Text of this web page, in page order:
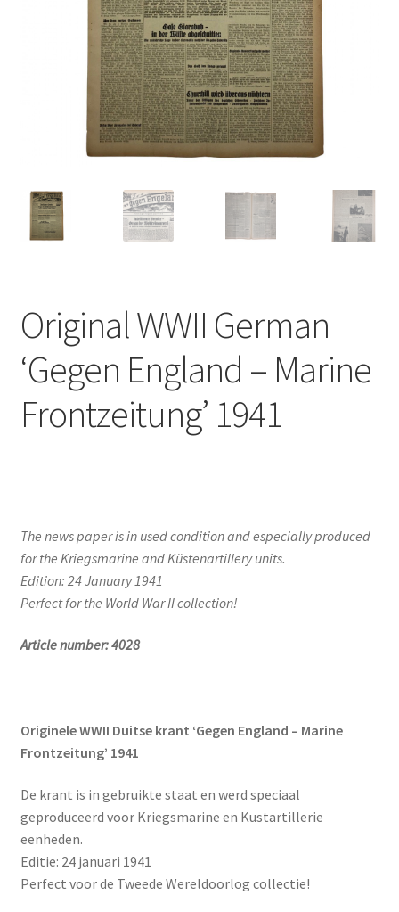
Original WWII German
‘Gegen England – Marine
Frontzeitung’ 1941
The news paper is in used condition and especially produced
for the Kriegsmarine and Küstenartillery units.
Edition: 24 January 1941
Perfect for the World War II collection!
Article number: 4028
Originele WWII Duitse krant ‘Gegen England – Marine
Frontzeitung’ 1941
De krant is in gebruikte staat en werd speciaal
geproduceerd voor Kriegsmarine en Kustartillerie
eenheden.
Editie: 24 januari 1941
Perfect voor de Tweede Wereldoorlog collectie!